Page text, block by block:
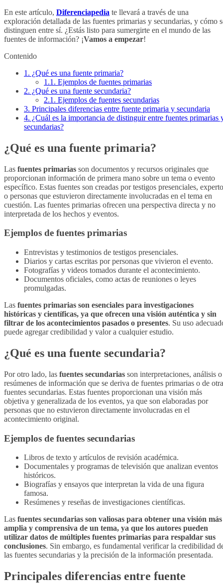
En este artículo, Diferenciapedia te llevará a través de una
exploración detallada de las fuentes primarias y secundarias, y cómo
distinguen entre sí. ¿Estás listo para sumergirte en el mundo de las
fuentes de información? ¡Vamos a empezar!
Contenido
1. ¿Qué es una fuente primaria?
1.1. Ejemplos de fuentes primarias
2. ¿Qué es una fuente secundaria?
2.1. Ejemplos de fuentes secundarias
3. Principales diferencias entre fuente primaria y secundaria
4. ¿Cuál es la importancia de distinguir entre fuentes primarias
secundarias?
¿Qué es una fuente primaria?
Las fuentes primarias son documentos y recursos originales que
proporcionan información de primera mano sobre un tema o evento
específico. Estas fuentes son creadas por testigos presenciales,
o personas que estuvieron directamente involucradas en el tema en
cuestión. Las fuentes primarias ofrecen una perspectiva directa y no
interpretada de los hechos y eventos.
Ejemplos de fuentes primarias
Entrevistas y testimonios de testigos presenciales.
Diarios y cartas escritas por personas que vivieron el evento.
Fotografías y videos tomados durante el acontecimiento.
Documentos oficiales, como actas de reuniones o leyes
promulgadas.
Las fuentes primarias son esenciales para investigaciones
históricas y científicas, ya que ofrecen una visión auténtica y sin
filtrar de los acontecimientos pasados o presentes. Su uso
puede agregar credibilidad y valor a cualquier estudio.
¿Qué es una fuente secundaria?
Por otro lado, las fuentes secundarias son interpretaciones, análisis o
resúmenes de información que se deriva de fuentes primarias o de
fuentes secundarias. Estas fuentes proporcionan una visión más
objetiva y generalizada de los eventos, ya que son elaboradas por
personas que no estuvieron directamente involucradas en el
acontecimiento original.
Ejemplos de fuentes secundarias
Libros de texto y artículos de revisión académica.
Documentales y programas de televisión que analizan eventos
históricos.
Biografías y ensayos que interpretan la vida de una figura
famosa.
Resúmenes y reseñas de investigaciones científicas.
Las fuentes secundarias son valiosas para obtener una visión más
amplia y comprensiva de un tema, ya que los autores pueden
utilizar datos de múltiples fuentes primarias para respaldar sus
conclusiones. Sin embargo, es fundamental verificar la credibilidad
las fuentes secundarias y la precisión de la información presentada.
Principales diferencias entre fuente